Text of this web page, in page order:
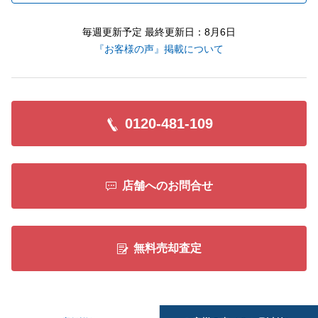
毎週更新予定 最終更新日：8月6日
『お客様の声』掲載について
0120-481-109
店舗へのお問合せ
無料売却査定